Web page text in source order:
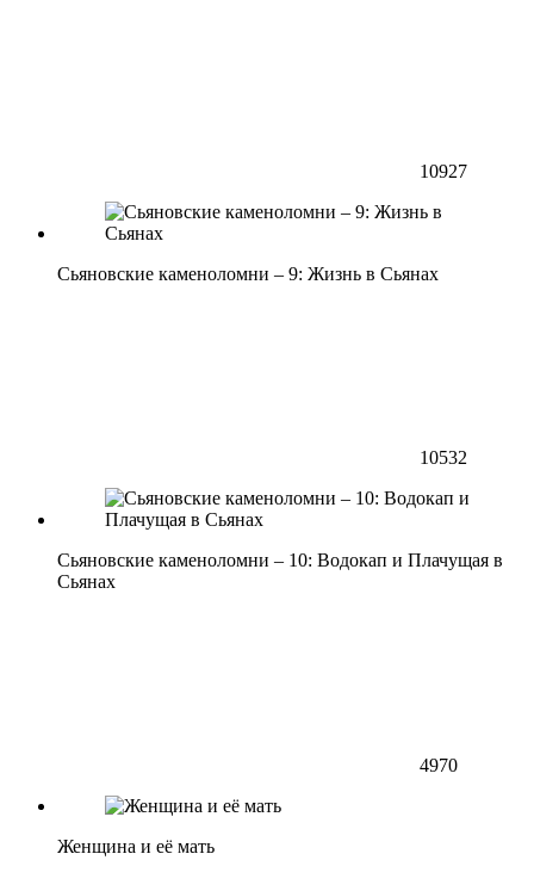
10927
Сьяновские каменоломни – 9: Жизнь в Сьянах
10532
Сьяновские каменоломни – 10: Водокап и Плачущая в
Сьянах
4970
Женщина и её мать